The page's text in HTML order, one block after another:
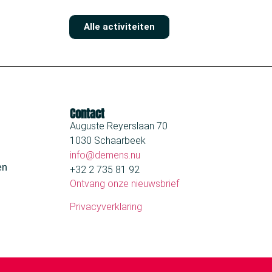
Alle activiteiten
Contact
Auguste Reyerslaan 70
1030 Schaarbeek
info@demens.nu
+32 2 735 81 92
Ontvang onze nieuwsbrief
Privacyverklaring